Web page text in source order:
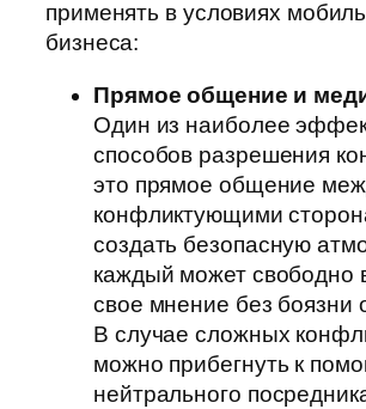
применять в условиях
бизнеса:
Прямое общение и
Один из наиболее
способов разрешения
это прямое общение
конфликтующими
создать безопасную
каждый может свободно
свое мнение без боязни
В случае сложных
можно прибегнуть к
нейтрального